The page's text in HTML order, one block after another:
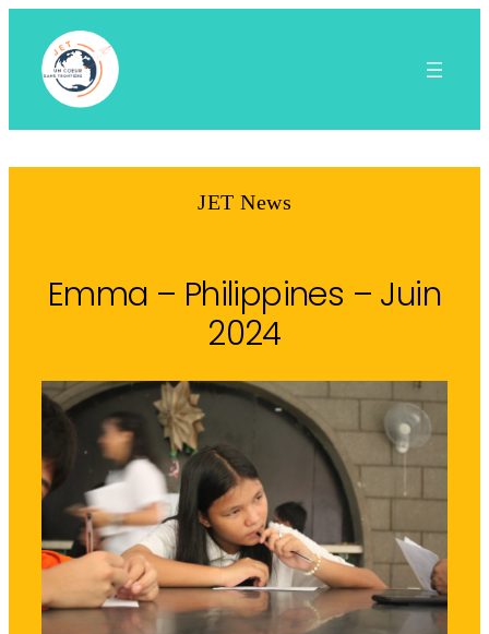
contenu
JET News
Emma – Philippines – Juin
2024